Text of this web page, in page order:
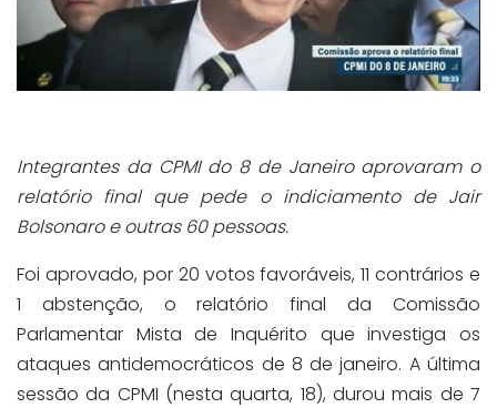
Integrantes da CPMI do 8 de Janeiro aprovaram o
relatório final que pede o indiciamento de Jair
Bolsonaro e outras 60 pessoas.
Foi aprovado, por 20 votos favoráveis, 11 contrários e
1 abstenção, o relatório final da Comissão
Parlamentar Mista de Inquérito que investiga os
ataques antidemocráticos de 8 de janeiro. A última
sessão da CPMI (nesta quarta, 18), durou mais de 7